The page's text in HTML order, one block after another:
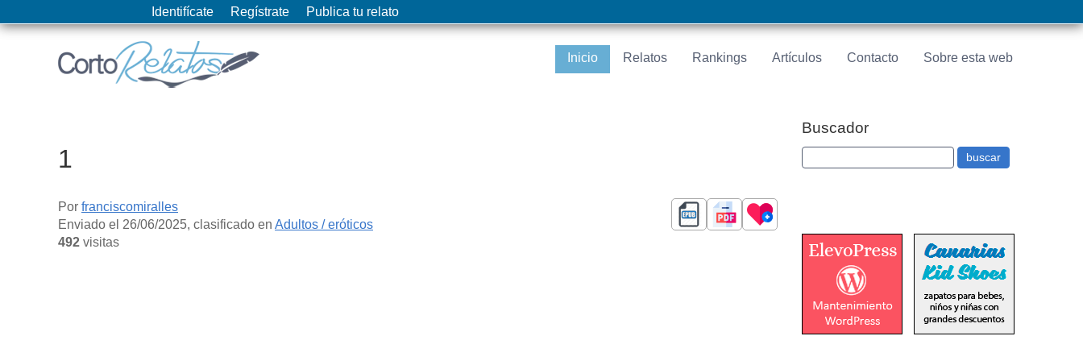
Identifícate Regístrate Publica tu relato
Inicio Relatos Rankings Artículos Contacto Sobre esta web
1
Por franciscomiralles
Enviado el 26/06/2025, clasificado en Adultos / eróticos
492 visitas
Buscador